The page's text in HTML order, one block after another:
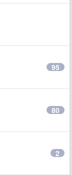
95
80
2